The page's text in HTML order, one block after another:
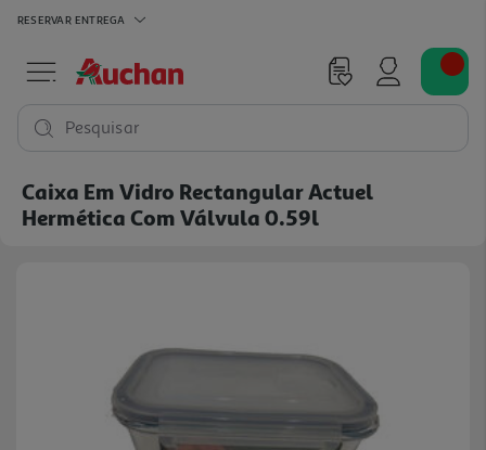
RESERVAR ENTREGA
Pesquisar
Caixa Em Vidro Rectangular Actuel
Hermética Com Válvula 0.59l